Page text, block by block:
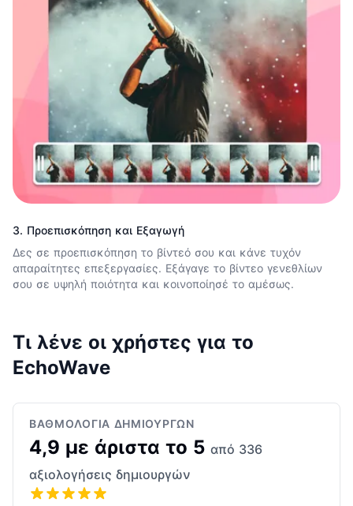
3. Προεπισκόπηση και Εξαγωγή
Δες σε προεπισκόπηση το βίντεό σου και κάνε τυχόν
απαραίτητες επεξεργασίες. Εξάγαγε το βίντεο γενεθλίων
σου σε υψηλή ποιότητα και κοινοποίησέ το αμέσως.
Τι λένε οι χρήστες για το
EchoWave
ΒΑΘΜΟΛΟΓΊΑ ΔΗΜΙΟΥΡΓΏΝ
4,9 με άριστα το 5 από 336
αξιολογήσεις δημιουργών